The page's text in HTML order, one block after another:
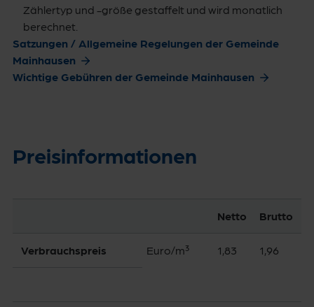
Zählertyp und -größe gestaffelt und wird monatlich
berechnet.
Satzungen / Allgemeine Regelungen der Gemeinde
Mainhausen
Wichtige Gebühren der Gemeinde Mainhausen
Preisinformationen
Netto Brutto
Verbrauchs­preis Euro/­m³ 1,83 1,96